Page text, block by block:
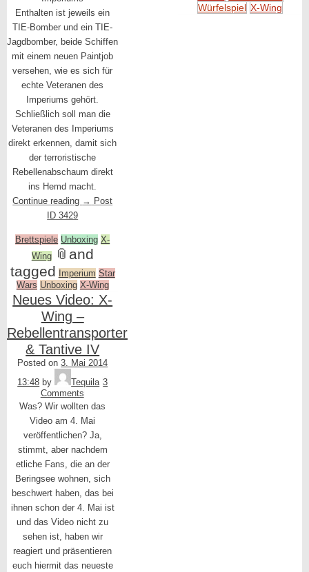
Enthalten ist jeweils ein
TIE-Bomber und ein TIE-
Jagdbomber, beide Schiffen
mit einem neuen Paintjob
versehen, wie es sich für
echte Veteranen des
Imperiums gehört.
Schließlich soll man die
Veteranen des Imperiums
direkt erkennen, damit sich
der terroristische
Rebellenabschaum direkt
ins Hemd macht.
Continue reading → Post
ID 3429
Brettspiele Unboxing X-
Wing
📎 and
tagged
Imperium Star
Wars Unboxing X-Wing
Neues Video: X-
Wing –
Rebellentransporter
& Tantive IV
Posted on 3. Mai 2014
13:48 by Tequila 3
Comments
Was? Wir wollten das
Video am 4. Mai
veröffentlichen? Ja,
stimmt, aber nachdem
etliche Fans, die an der
Beringsee wohnen, sich
beschwert haben, das bei
ihnen schon der 4. Mai ist
und das Video nicht zu
sehen ist, haben wir
reagiert und präsentieren
euch hiermit das neueste
Würfelspiel X-Wing